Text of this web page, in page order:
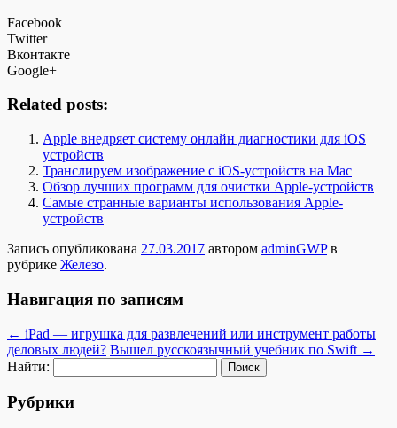
Facebook
Twitter
Вконтакте
Google+
Related posts:
Apple внедряет систему онлайн диагностики для iOS
устройств
Транслируем изображение с iOS-устройств на Mac
Обзор лучших программ для очистки Apple-устройств
Самые странные варианты использования Apple-
устройств
Запись опубликована 27.03.2017 автором adminGWPв
рубрике Железо.
Навигация по записям
← iPad — игрушка для развлечений или инструмент работы
деловых людей? Вышел русскоязычный учебник по Swift →
Найти:
Рубрики